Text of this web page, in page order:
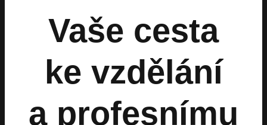
Vaše cesta
ke vzdělání
a profesnímu